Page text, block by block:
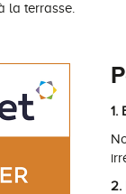
la terrasse.
1.
2.